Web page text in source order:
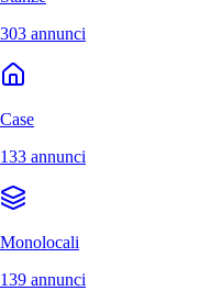
303 annunci
Case
133 annunci
Monolocali
139 annunci